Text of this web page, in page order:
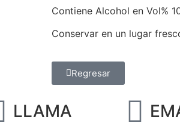
Contiene Alcohol en Vol%
Conservar en un lugar
Regresar
LLAMA